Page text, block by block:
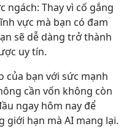
ngách: Thay vì cố gắng
vực mà bạn có đam
sẽ dễ dàng trở thành
uy tín.
của bạn với sức mạnh
cần vốn không còn
ngay hôm nay để
giới hạn mà AI mang lại.